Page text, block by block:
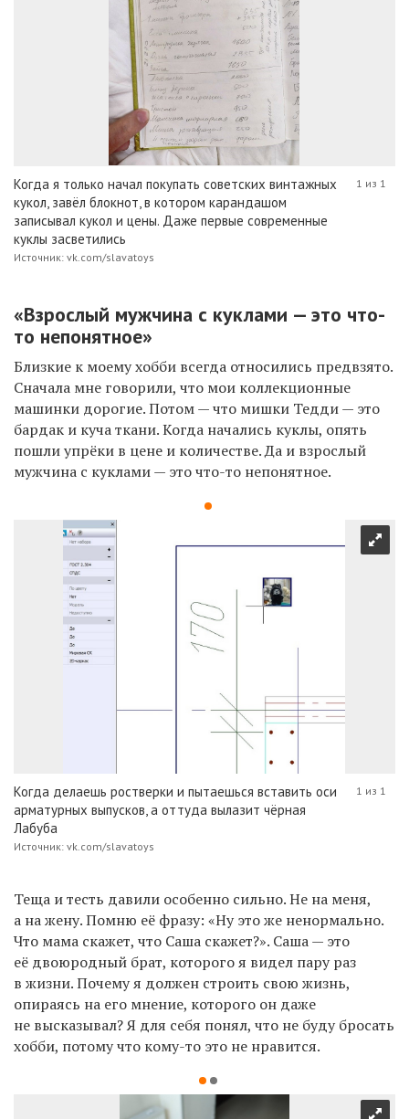
Когда я только начал покупать советских винтажных
кукол, завёл блокнот, в котором карандашом
записывал кукол и цены. Даже первые современные
куклы засветились
Источник: vk.com/slavatoys
1 из 1
«Взрослый мужчина с куклами — это что-
то непонятное»
Близкие к моему хобби всегда относились предвзято.
Сначала мне говорили, что мои коллекционные
машинки дорогие. Потом — что мишки Тедди — это
бардак и куча ткани. Когда начались куклы, опять
пошли упрёки в цене и количестве. Да и взрослый
мужчина с куклами — это что-то непонятное.
Когда делаешь ростверки и пытаешься вставить оси
арматурных выпусков, а оттуда вылазит чёрная
Лабуба
Источник: vk.com/slavatoys
1 из 1
Теща и тесть давили особенно сильно. Не на меня,
а на жену. Помню её фразу: «Ну это же ненормально.
Что мама скажет, что Саша скажет?». Саша — это
её двоюродный брат, которого я видел пару раз
в жизни. Почему я должен строить свою жизнь,
опираясь на его мнение, которого он даже
не высказывал? Я для себя понял, что не буду бросать
хобби, потому что кому-то это не нравится.